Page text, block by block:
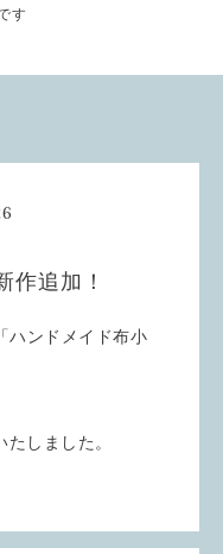
す
追加！
ハンドメイド布小
しました。